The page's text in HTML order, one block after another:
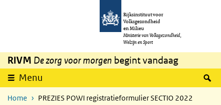
Overslaan en naar de inhoud gaan
Rijksinstituut voor
Volksgezondheid
en Milieu
Ministerie van Volksgezondheid,
Welzijn en Sport
RIVM De zorg voor morgen begint vandaag
Menu
Home PREZIES POWI registratieformulier SECTIO 2022